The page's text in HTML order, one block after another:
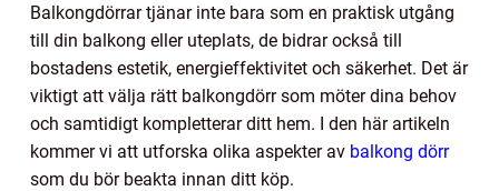
Balkongdörrar tjänar inte bara som en praktisk utgång
till din balkong eller uteplats, de bidrar också till
bostadens estetik, energieffektivitet och säkerhet. Det är
viktigt att välja rätt balkongdörr som möter dina behov
och samtidigt kompletterar ditt hem. I den här artikeln
kommer vi att utforska olika aspekter av balkong dörr
som du bör beakta innan ditt köp.